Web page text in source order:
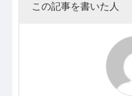
この記事を書いた人